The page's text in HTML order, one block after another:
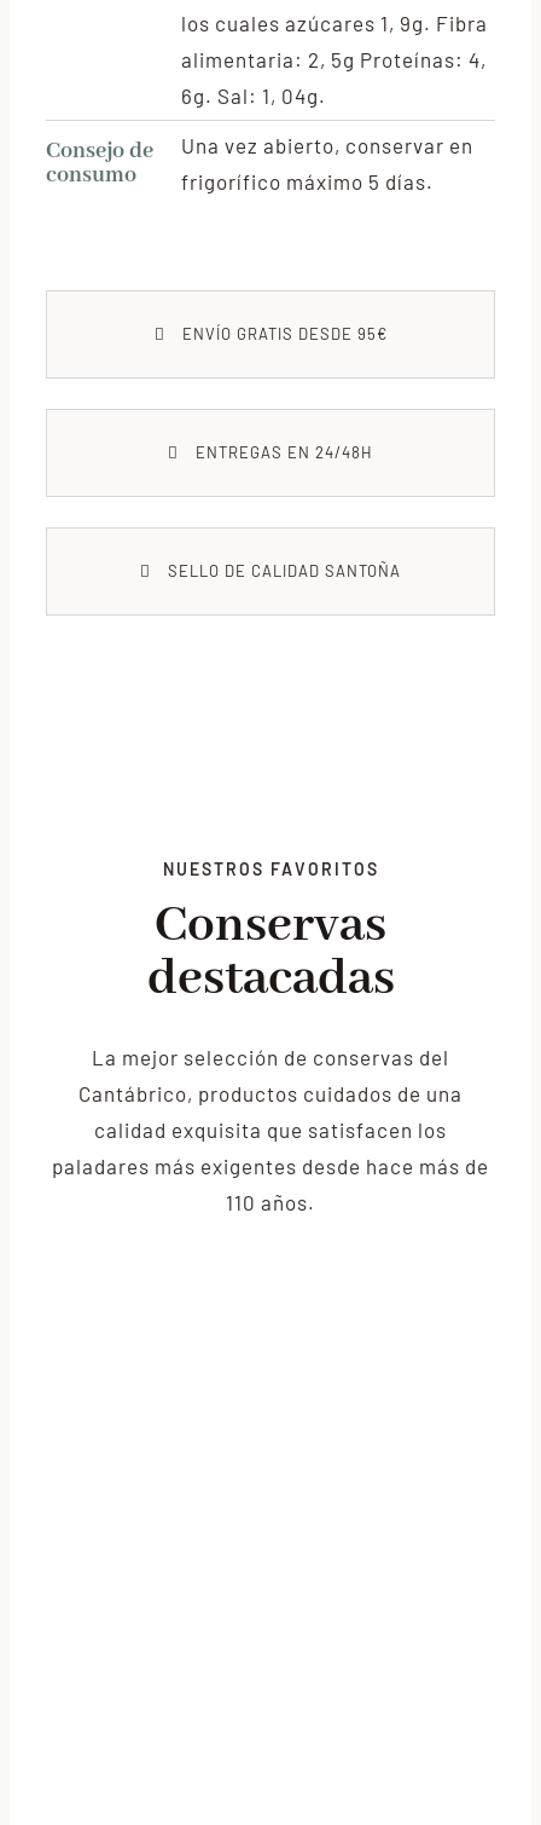
los cuales azúcares 1, 9g. Fibra
alimentaria: 2, 5g Proteínas: 4,
6g. Sal: 1, 04g.
Consejo de
consumo
Una vez abierto, conservar en
frigorífico máximo 5 días.
ENVÍO GRATIS DESDE 95€
ENTREGAS EN 24/48H
SELLO DE CALIDAD SANTOÑA
NUESTROS FAVORITOS
Conservas
destacadas
La mejor selección de conservas del
Cantábrico, productos cuidados de una
calidad exquisita que satisfacen los
paladares más exigentes desde hace más de
110 años.